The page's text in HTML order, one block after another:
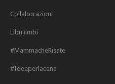
Collaborazioni
Lib(r)imbi
#MammacheRisate
#Ideeperlacena